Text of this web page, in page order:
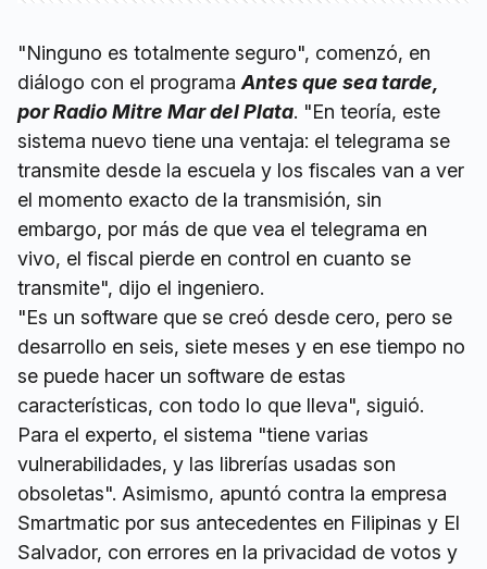
"Ninguno es totalmente seguro", comenzó, en
diálogo con el programa Antes que sea tarde,
por Radio Mitre Mar del Plata. "En teoría, este
sistema nuevo tiene una ventaja: el telegrama se
transmite desde la escuela y los fiscales van a ver
el momento exacto de la transmisión, sin
embargo, por más de que vea el telegrama en
vivo, el fiscal pierde en control en cuanto se
transmite", dijo el ingeniero.
"Es un software que se creó desde cero, pero se
desarrollo en seis, siete meses y en ese tiempo no
se puede hacer un software de estas
características, con todo lo que lleva", siguió.
Para el experto, el sistema "tiene varias
vulnerabilidades, y las librerías usadas son
obsoletas". Asimismo, apuntó contra la empresa
Smartmatic por sus antecedentes en Filipinas y El
Salvador, con errores en la privacidad de votos y